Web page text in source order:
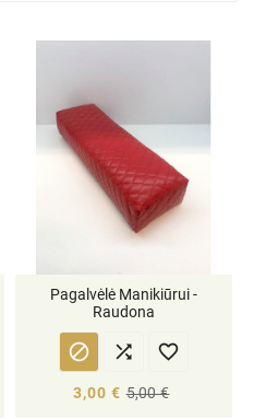
Pagalvėlė Manikiūrui -
Raudona
  
3,00 € 5,00 €